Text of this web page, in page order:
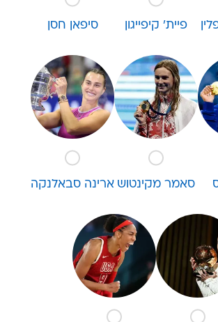
פיית' קיפייגון סיפאן חסן
סאמר מקינטוש ארינה סבאלנקה